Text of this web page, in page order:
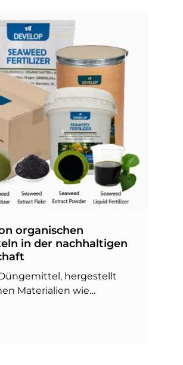
organischen
in der nachhaltigen
hergestellt
Materialien wie
für den Boden. Im